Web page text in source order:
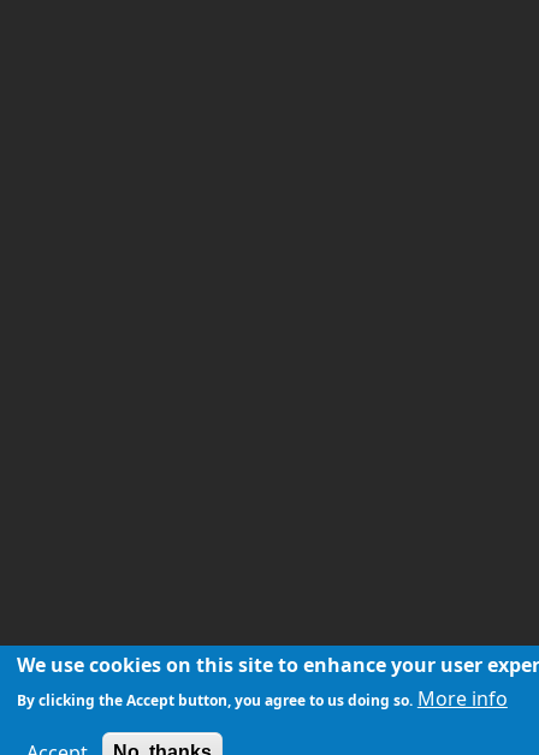
We use cookies on this site to enhance your user
By clicking the Accept button, you agree to us doing so. More info